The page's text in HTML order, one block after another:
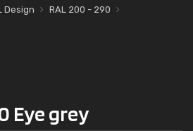
Design
RAL 200 - 290
Eye grey